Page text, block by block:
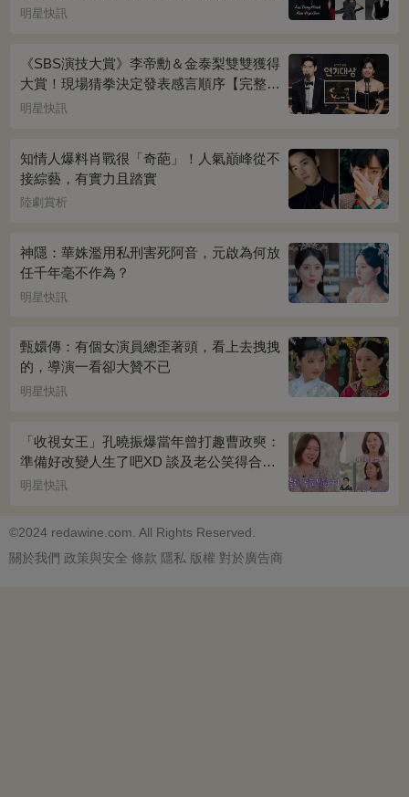
迷妹~
明星快訊
《SBS演技大賞》李帝勳＆金泰梨雙雙獲得
大賞！現場猜拳決定發表感言順序【完整得
獎名單】
明星快訊
知情人爆料肖戰很「奇葩」！人氣巔峰從不
接綜藝，有實力且踏實
陸劇賞析
神隱：華姝濫用私刑害死阿音，元啟為何放
任千年毫不作為？
明星快訊
甄嬛傳：有個女演員總歪著頭，看上去拽拽
的，導演一看卻大贊不已
明星快訊
「收視女王」孔曉振爆當年曾打趣曹政奭：
準備好改變人生了吧XD 談及老公笑得合不
攏嘴~
明星快訊
©2024 redawine.com. All Rights Reserved.
關於我們 政策與安全 條款 隱私 版權 對於廣告商